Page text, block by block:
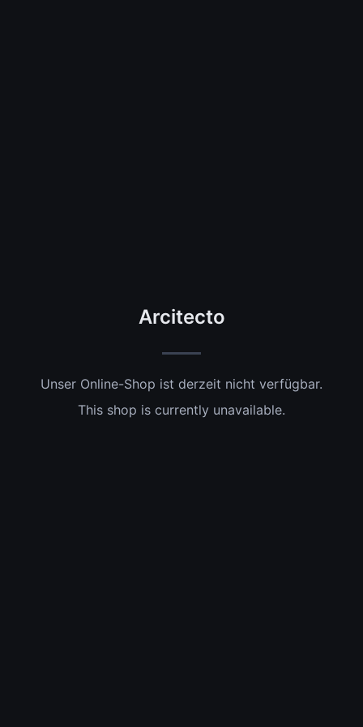
Arcitecto
Unser Online-Shop ist derzeit nicht verfügbar.
This shop is currently unavailable.